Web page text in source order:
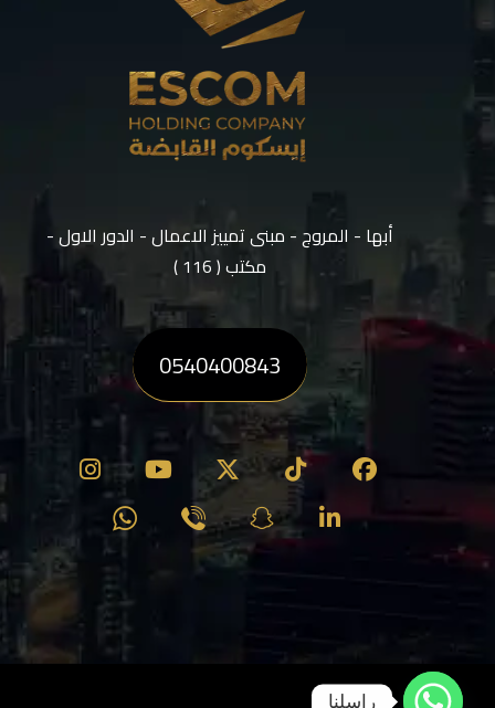
أبها - المروج - مبنى تمييز الاعمال - الدور الاول -
مكتب ( 116 )
0540400843
راسلنا